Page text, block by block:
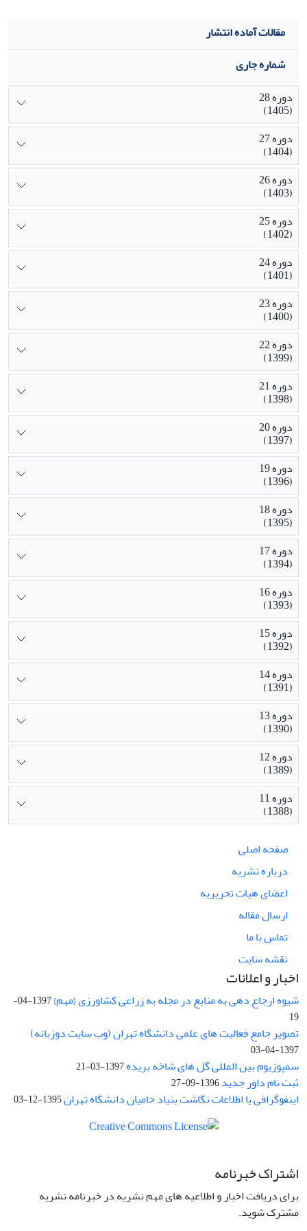
مقالات آماده انتشار
شماره جاری
دوره 28
(1405)
دوره 27
(1404)
دوره 26
(1403)
دوره 25
(1402)
دوره 24
(1401)
دوره 23
(1400)
دوره 22
(1399)
دوره 21
(1398)
دوره 20
(1397)
دوره 19
(1396)
دوره 18
(1395)
دوره 17
(1394)
دوره 16
(1393)
دوره 15
(1392)
دوره 14
(1391)
دوره 13
(1390)
دوره 12
(1389)
دوره 11
(1388)
صفحه اصلی
درباره نشریه
اعضای هیات تحریریه
ارسال مقاله
تماس با ما
نقشه سایت
اخبار و اعلانات
شیوه ارجاع دهی به منابع در مجله به زراعی کشاورزی {مهم}
1397-04-
19
تصویر جامع فعالیت های علمی دانشگاه تهران (وب سایت دوزبانه)
1397-04-03
سمپوزیوم بین المللی گل های شاخه بریده1397-03-21
ثبت نام داور جدید1396-09-27
اینفوگرافی یا اطلاعات نگاشت بنیاد حامیان دانشگاه تهران1395-12-03
اشتراک خبرنامه
برای دریافت اخبار و اطلاعیه های مهم نشریه در خبرنامه نشریه
مشترک شوید.